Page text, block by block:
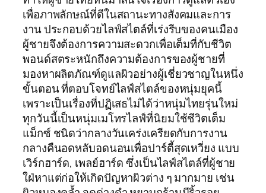
เพื่อภาพลักษณ์ที่ดีในสถานะทางสังคมและการ
งาน ประกอบด้วยไลฟ์สไตล์ที่เร่งรีบของคนเมือง
ผู้ชายจึงต้องการความสะดวกเพื่อเต็มที่กับชีวิต
พอนด์สตระหนักถึงความต้องการของผู้ชายที่
มองหาผลิตภัณฑ์ดูแลผิวอย่างผู้เชี่ยวชาญในหนึ่ง
ขั้นตอน ที่ตอบโจทย์ไลฟ์สไตล์ของหนุ่มยุคนี้
เพราะเป็นเรื่องที่ปฏิเสธไม่ได้ว่าหนุ่มไทยรุ่นใหม่
ทุกวันนี้เป็นหนุ่มเมโทรไลฟ์ที่นิยมใช้ชีวิตเต็ม
แม็กซ์ ชนิดว่ากลางวันเคร่งเครียดกับการงาน
กลางคืนอดหลับอดนอนเพื่อปาร์ตี้สุดเหวี่ยง แบบ
เวิร์กฮาร์ด, เพลย์ฮาร์ด ซึ่งเป็นไลฟ์สไตล์ที่ผู้ชาย
ใฝ่หาแต่ก่อให้เกิดปัญหาผิวต่าง ๆ มากมาย เช่น